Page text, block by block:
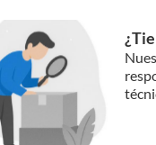
Además, los
disfruta de
5 años
en